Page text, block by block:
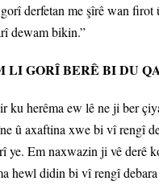
derfetan me şîrê wan
dewam bikin.”
LI GORÎ BERÊ BI DU
ku herêma ew lê ne ji ber
û axaftina xwe bi vî rengî
ye. Em naxwazin ji vê derê
hewl didin bi vî rengî